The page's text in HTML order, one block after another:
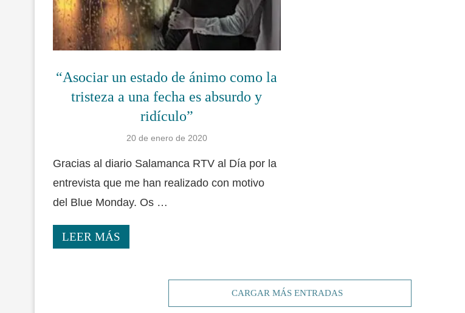
“Asociar un estado de ánimo como la
tristeza a una fecha es absurdo y
ridículo”
20 de enero de 2020
Gracias al diario Salamanca RTV al Día por la
entrevista que me han realizado con motivo
del Blue Monday. Os …
LEER MÁS
CARGAR MÁS ENTRADAS